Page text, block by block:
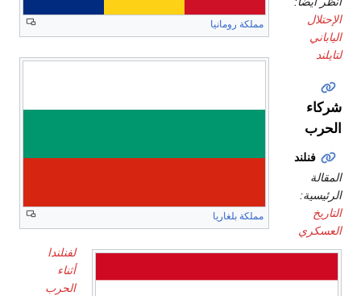
مملكة رومانيا
مملكة بلغاريا
الإحتلال
الياباني
لتايلند
شركاء
الحرب
فنلند
المقالة
الرئيسية:
التاريخ
العسكري
لفنلندا
أثناء
الحرب